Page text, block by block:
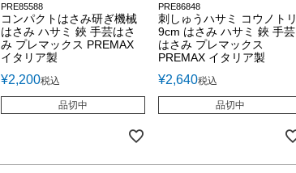
PRE85588
コンパクトはさみ研ぎ機械
はさみ ハサミ 鋏 手芸はさ
み プレマックス PREMAX
イタリア製
¥2,200税込
品切中
PRE86848
刺しゅうハサミ コウノトリ
9cm はさみ ハサミ 鋏 手芸
はさみ プレマックス
PREMAX イタリア製
¥2,640税込
品切中